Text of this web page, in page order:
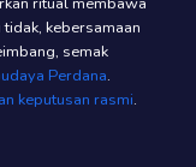
kebersamaan
semak
Perdana.
keputusan rasmi.